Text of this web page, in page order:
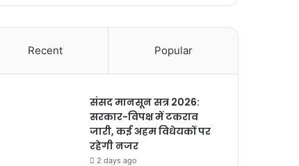
Recent Popular
संसद मानसून सत्र 2026:
सरकार-विपक्ष में टकराव
जारी, कई अहम विधेयकों पर
रहेगी नजर
2 days ago